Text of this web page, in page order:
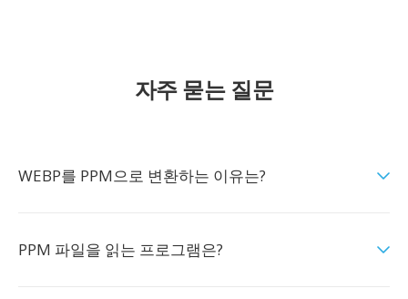
자주 묻는 질문
WEBP를 PPM으로 변환하는 이유는?
PPM 파일을 읽는 프로그램은?